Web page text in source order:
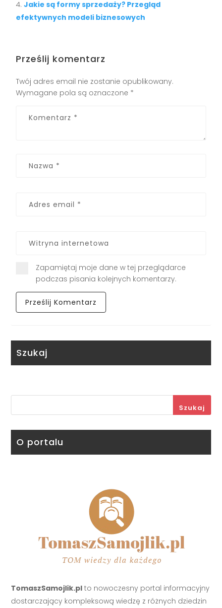
Jakie są formy sprzedaży? Przegląd
efektywnych modeli biznesowych
Prześlij komentarz
Twój adres email nie zostanie opublikowany.
Wymagane pola są oznaczone *
Zapamiętaj moje dane w tej przeglądarce
podczas pisania kolejnych komentarzy.
Szukaj
Szukaj
O portalu
TomaszSamojlik.pl to nowoczesny portal informacyjny
dostarczający kompleksową wiedzę z różnych dziedzin